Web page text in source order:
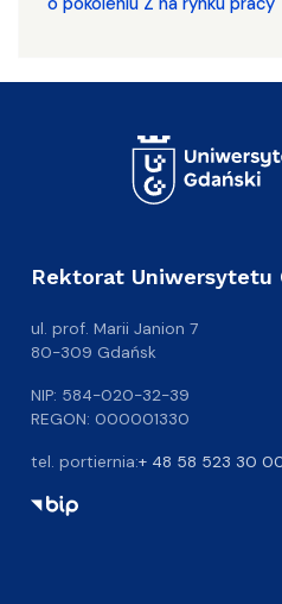
Rektorat Uniwersytetu
ul. prof. Marii Janion 7
80-309 Gdańsk
NIP: 584-020-32-39
REGON: 000001330
tel. portiernia:+ 48 58 523 30